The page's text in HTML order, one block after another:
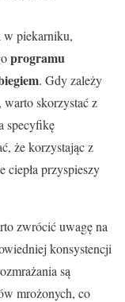
w piekarniku,
programu
. Gdy zależy
skorzystać z
specyfikę
że korzystając z
ciepła przyspieszy
zwrócić uwagę na
konsystencji
są
mrożonych, co